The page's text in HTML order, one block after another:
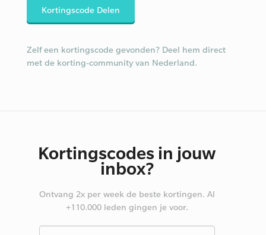
Kortingscode Delen
Zelf een kortingscode gevonden? Deel hem direct
met de korting-community van Nederland.
Kortingscodes in jouw
inbox?
Ontvang 2x per week de beste kortingen. Al
+110.000 leden gingen je voor.